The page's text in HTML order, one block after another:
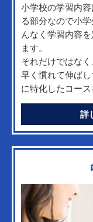
小学校の学習内
る部分なので小
んなく学習内容
ます。
それだけではな
早く慣れて伸ば
に特化したコース
詳